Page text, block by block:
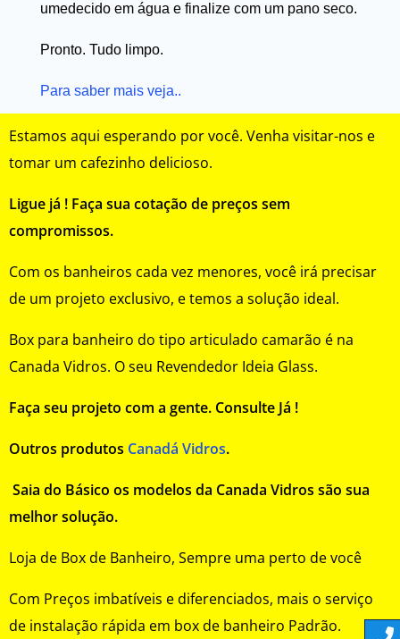
umedecido em água e finalize com um pano seco.
Pronto. Tudo limpo.
Para saber mais veja..
Estamos aqui esperando por você. Venha visitar-nos e
tomar um cafezinho delicioso.
Ligue já ! Faça sua cotação de preços sem
compromissos.
Com os banheiros cada vez menores, você irá precisar
de um projeto exclusivo, e temos a solução ideal.
Box para banheiro do tipo articulado camarão é na
Canada Vidros. O seu Revendedor Ideia Glass.
Faça seu projeto com a gente. Consulte Já !
Outros produtos Canadá Vidros.
Saia do Básico os modelos da Canada Vidros são sua
melhor solução.
Loja de Box de Banheiro, Sempre uma perto de você
Com Preços imbatíveis e diferenciados, mais o serviço
de instalação rápida em box de banheiro Padrão.